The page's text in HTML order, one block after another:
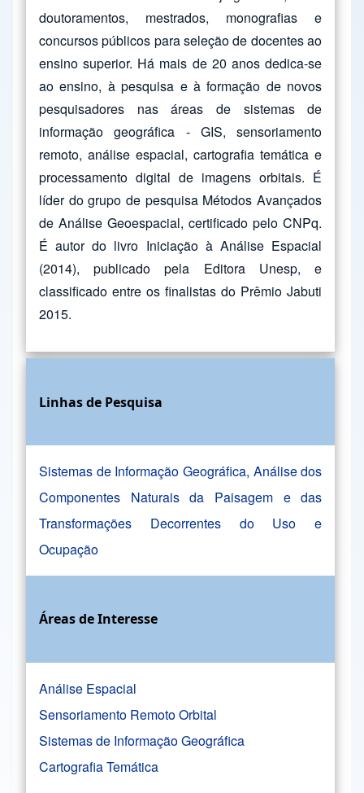
doutoramentos, mestrados, monografias e
concursos públicos para seleção de docentes ao
ensino superior. Há mais de 20 anos dedica-se
ao ensino, à pesquisa e à formação de novos
pesquisadores nas áreas de sistemas de
informação geográfica - GIS, sensoriamento
remoto, análise espacial, cartografia temática e
processamento digital de imagens orbitais. É
líder do grupo de pesquisa Métodos Avançados
de Análise Geoespacial, certificado pelo CNPq.
É autor do livro Iniciação à Análise Espacial
(2014), publicado pela Editora Unesp, e
classificado entre os finalistas do Prêmio Jabuti
2015.
Linhas de Pesquisa
Sistemas de Informação Geográfica, Análise dos
Componentes Naturais da Paisagem e das
Transformações Decorrentes do Uso e
Ocupação
Áreas de Interesse
Análise Espacial
Sensoriamento Remoto Orbital
Sistemas de Informação Geográfica
Cartografia Temática